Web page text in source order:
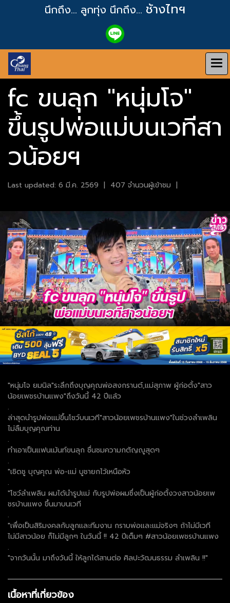
นึกถึง... ลูกทุ่ง นึกถึง... ช้างไทฯ
fc ขนลุก "หนุ่มโจ"
ขึ้นรูปพ่อแม่บนเวทีสา
วน้อยฯ
Last updated: 6 มี.ค. 2569 | 407 จำนวนผู้เข้าชม |
"หนุ่มโจ ยมนิล"ระลึกถึงบุญคุณพ่อสงกรานต์,แม่สุภาพ ผู้ก่อตั้ง"สาว
น้อยเพชรบ้านแพง"ถึงวันนี้ 42 ปีแล้ว
.
ล่าสุดนำรูปพ่อแม่ขึ้นโชว์บนเวที"สาวน้อยเพชรบ้านแพง"ในช่วงลำเพลิน
ไม่ลืมบุญคุณท่าน
.
ทำเอาเป็นแฟนเม้นท์ขนลุก ชื่นชมความกตัญญูสุดๆ
.
"เชิดชู บุญคุณ พ่อ-เเม่ บูชายกไว้เหนือหัว
.
"โชว์ลำเพลิน ผมได้นำรูปเเม่ กับรูปพ่อผมซึ่งเป็นผู้ก่อตั้งวงสาวน้อยเพ
ชรบ้านเเพง ขึ้นมาบนเวที
.
"เพื่อเป็นสิริมงคลกับลูกเเละทีมงาน กราบพ่อเเละเเม่จริงๆ ถ้าไม่มีเวที
ไม่มีสาวน้อย ก็ไม่มีลูกๆ ในวันนี้ !! 42 ปีเต็มๆ #สาวน้อยเพชรบ้านแพง
.
"จากวันนั้น มาถึงวันนี้ ให้ลูกได้สานต่อ ศิลปะวัฒนธรรม ลำเพลิน !!"
เนื้อหาที่เกี่ยวข้อง